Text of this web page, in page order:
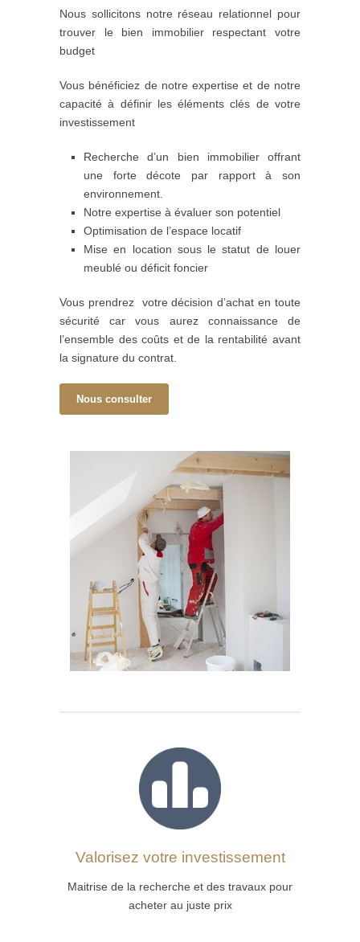
Nous sollicitons notre réseau relationnel pour
trouver le bien immobilier respectant votre
budget
Vous bénéficiez de notre expertise et de notre
capacité à définir les éléments clés de votre
investissement
Recherche d’un bien immobilier offrant
une forte décote par rapport à son
environnement.
Notre expertise à évaluer son potentiel
Optimisation de l’espace locatif
Mise en location sous le statut de louer
meublé ou déficit foncier
Vous prendrez votre décision d’achat en toute
sécurité car vous aurez connaissance de
l’ensemble des coûts et de la rentabilité avant
la signature du contrat.
Nous consulter
Valorisez votre investissement
Maitrise de la recherche et des travaux pour
acheter au juste prix